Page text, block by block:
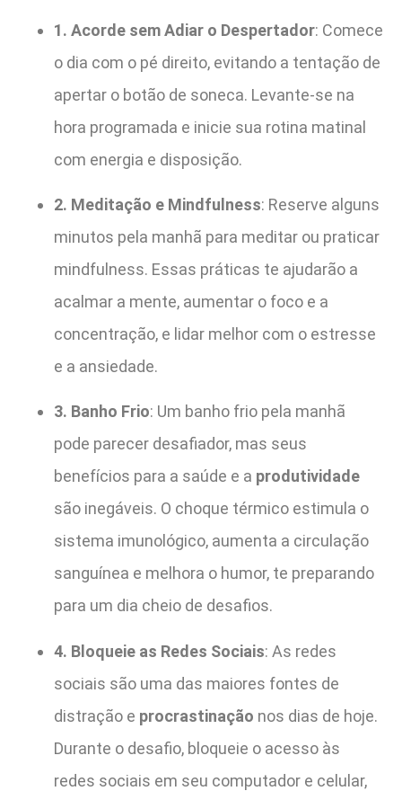
1. Acorde sem Adiar o Despertador: Comece
o dia com o pé direito, evitando a tentação de
apertar o botão de soneca. Levante-se na
hora programada e inicie sua rotina matinal
com energia e disposição.
2. Meditação e Mindfulness: Reserve alguns
minutos pela manhã para meditar ou praticar
mindfulness. Essas práticas te ajudarão a
acalmar a mente, aumentar o foco e a
concentração, e lidar melhor com o estresse
e a ansiedade.
3. Banho Frio: Um banho frio pela manhã
pode parecer desafiador, mas seus
benefícios para a saúde e a produtividade
são inegáveis. O choque térmico estimula o
sistema imunológico, aumenta a circulação
sanguínea e melhora o humor, te preparando
para um dia cheio de desafios.
4. Bloqueie as Redes Sociais: As redes
sociais são uma das maiores fontes de
distração e procrastinação nos dias de hoje.
Durante o desafio, bloqueie o acesso às
redes sociais em seu computador e celular,